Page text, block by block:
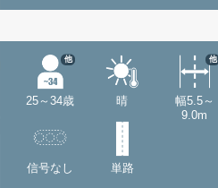
25～34歳
他
晴
幅5.5～
9.0m
他
信号なし 単路